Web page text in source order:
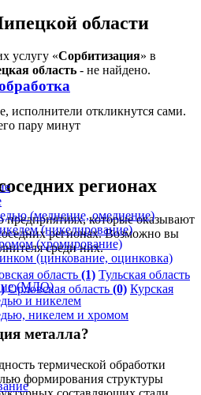
(меднение, омеднение)
(никелирование)
(хромирование)
(цинкование, оцинковка)
(МДО)
и никелем
никелем и хромом
области
услугу «Сорбитизация» в
область - не найдено.
исполнители откликнутся сами.
пару минут
регионах
которые оказывают
регионах. Возможно вы
среди них.
область (1) Тульская область
Орловская область (0) Курская
металла?
термической обработки
формирования структуры